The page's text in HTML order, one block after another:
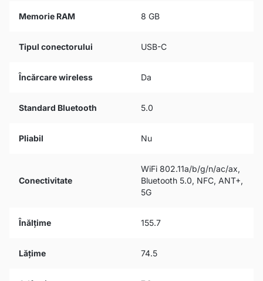
Memorie RAM 8 GB
Tipul conectorului USB-C
Încărcare wireless Da
Standard Bluetooth 5.0
Pliabil Nu
Conectivitate
WiFi 802.11a/b/g/n/ac/ax,
Bluetooth 5.0, NFC, ANT+,
5G
Înălțime 155.7
Lățime 74.5